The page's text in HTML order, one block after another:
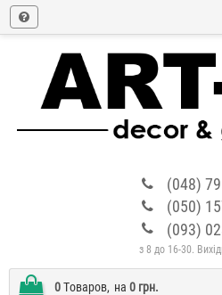
(048)
(050)
(093)
з 8 до 16-30.
0Tоваров, на 0 грн.